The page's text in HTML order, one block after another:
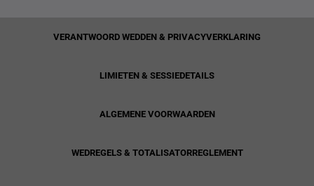
VERANTWOORD WEDDEN & PRIVACYVERKLARING
LIMIETEN & SESSIEDETAILS
ALGEMENE VOORWAARDEN
WEDREGELS & TOTALISATORREGLEMENT